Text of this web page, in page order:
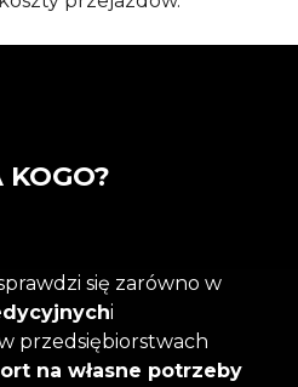
KOGO?
się zarówno w
i
przedsiębiorstwach
na własne potrzeby